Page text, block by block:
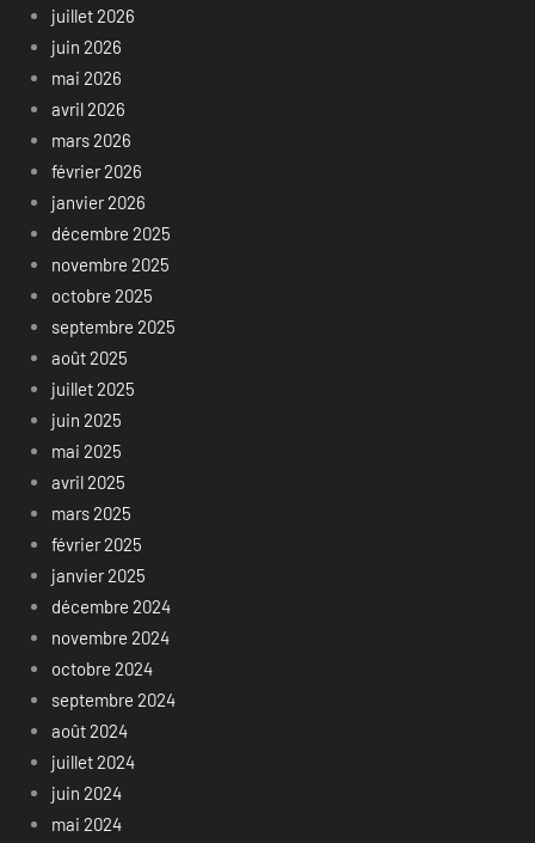
juillet 2026
juin 2026
mai 2026
avril 2026
mars 2026
février 2026
janvier 2026
décembre 2025
novembre 2025
octobre 2025
septembre 2025
août 2025
juillet 2025
juin 2025
mai 2025
avril 2025
mars 2025
février 2025
janvier 2025
décembre 2024
novembre 2024
octobre 2024
septembre 2024
août 2024
juillet 2024
juin 2024
mai 2024